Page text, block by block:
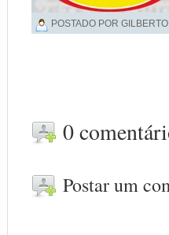
POSTADO POR
0
Postar um